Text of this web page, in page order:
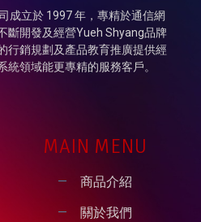
成立於 1997 年，專精於通信網
斷開發及經營Yueh Shyang品牌
行銷規劃及產品教育推廣提供經
統領域能更專精的服務客戶。
MAIN MENU
商品介紹
關於我們